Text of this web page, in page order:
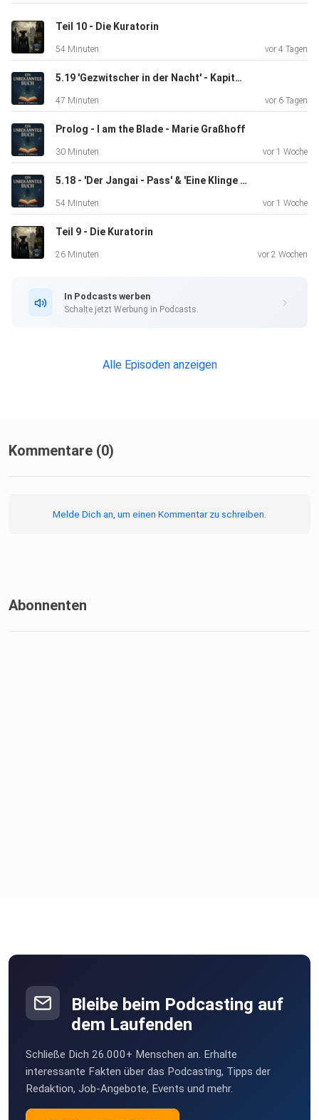
https://www.instagram.com/
information.
Teil 10 - Die Kuratorin
54 Minuten vor 4 Tagen
5.19 'Gezwitscher in der Nacht' - Kapitel 22 Das Rad der Zeit 5
47 Minuten vor 6 Tagen
Prolog - I am the Blade - Marie Graßhoff
30 Minuten vor 1 Woche
5.18 - 'Der Jangai - Pass' & 'Eine Klinge zum Geschenk' - Das Rad der Zeit 5
54 Minuten vor 1 Woche
Teil 9 - Die Kuratorin
26 Minuten vor 2 Wochen
In Podcasts werben
Schalte jetzt Werbung in Podcasts.
Alle Episoden anzeigen
Kommentare (0)
Melde Dich an, um einen Kommentar zu schreiben.
Abonnenten
Bleibe beim Podcasting auf
dem Laufenden
Schließe Dich 26.000+ Menschen an. Erhalte
interessante Fakten über das Podcasting, Tipps der
Redaktion, Job-Angebote, Events und mehr.